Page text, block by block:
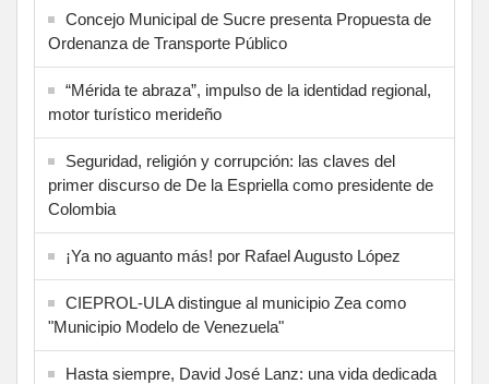
Concejo Municipal de Sucre presenta Propuesta de
Ordenanza de Transporte Público
“Mérida te abraza”, impulso de la identidad regional,
motor turístico merideño
Seguridad, religión y corrupción: las claves del
primer discurso de De la Espriella como presidente de
Colombia
¡Ya no aguanto más! por Rafael Augusto López
CIEPROL-ULA distingue al municipio Zea como
"Municipio Modelo de Venezuela"
Hasta siempre, David José Lanz: una vida dedicada